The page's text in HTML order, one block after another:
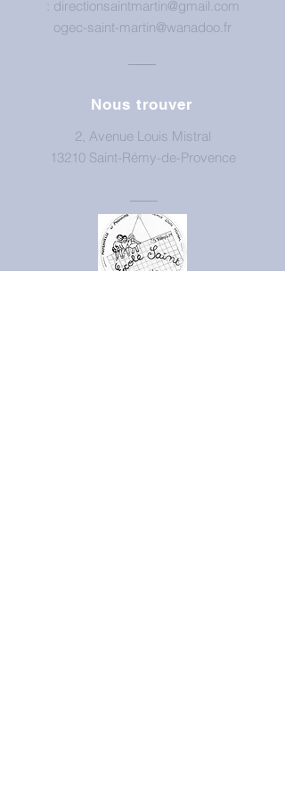
: directionsaintmartin@gmail.com
ogec-saint-martin@wanadoo.fr
Nous trouver
2, Avenue Louis Mistral
13210 Saint-Rémy-de-Provence